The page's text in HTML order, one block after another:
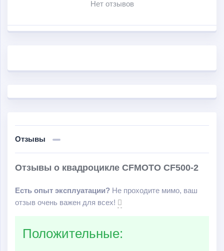
двухместное сиденье со спинкой, поручнями и
модификация); удлинённая колесная база;
Нет отзывов
Отзывы
Отзывы о квадроцикле CFMOTO CF500-2
Есть опыт эксплуатации? Не проходите мимо, ваш
отзыв очень важен для всех!
Положительные: